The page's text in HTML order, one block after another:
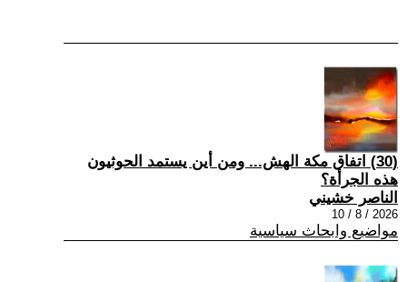
(30) اتفاق مكة الهش... ومن أين يستمد الحوثيون
هذه الجرأة؟
الناصر خشيني
2026 / 8 / 10
مواضيع وابحاث سياسية